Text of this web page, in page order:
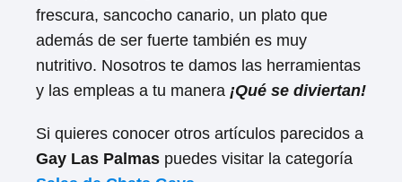
frescura, sancocho canario, un plato que
además de ser fuerte también es muy
nutritivo. Nosotros te damos las herramientas
y las empleas a tu manera ¡Qué se diviertan!
Si quieres conocer otros artículos parecidos a
Gay Las Palmas puedes visitar la categoría